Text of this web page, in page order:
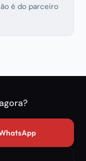
é do parceiro